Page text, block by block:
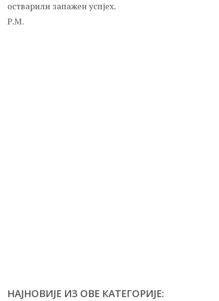
остварили запажен успјех.
Р.М.
НАЈНОВИЈЕ ИЗ ОВЕ КАТЕГОРИЈЕ: